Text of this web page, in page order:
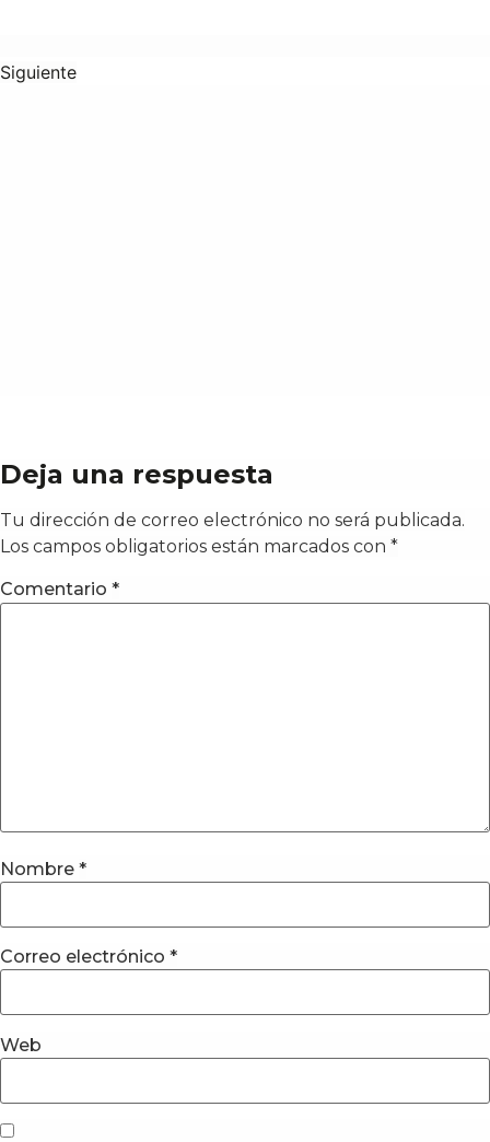
Siguiente
Deja una respuesta
Tu dirección de correo electrónico no será publicada.
Los campos obligatorios están marcados con *
Comentario *
Nombre *
Correo electrónico *
Web